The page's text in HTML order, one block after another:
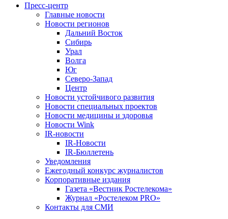
Пресс-центр
Главные новости
Новости регионов
Дальний Восток
Сибирь
Урал
Волга
Юг
Северо-Запад
Центр
Новости устойчивого развития
Новости специальных проектов
Новости медицины и здоровья
Новости Wink
IR-новости
IR-Новости
IR-Бюллетень
Уведомления
Ежегодный конкурс журналистов
Корпоративные издания
Газета «Вестник Ростелекома»
Журнал «Ростелеком PRO»
Контакты для СМИ